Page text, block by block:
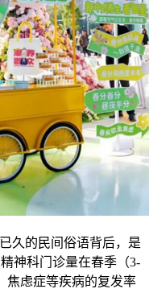
久的民间俗语背后，是
神科门诊量在春季（3-
焦虑症等疾病的复发率